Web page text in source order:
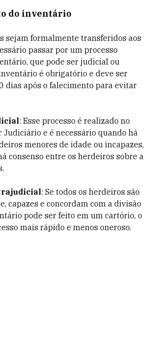
do inventário
sejam formalmente transferidos aos
passar por um processo
que pode ser judicial ou
é obrigatório e deve ser
dias após o falecimento para evitar
: Esse processo é realizado no
Judiciário e é necessário quando há
menores de idade ou incapazes,
consenso entre os herdeiros sobre a
: Se todos os herdeiros são
capazes e concordam com a divisão
pode ser feito em um cartório, o
mais rápido e menos oneroso.